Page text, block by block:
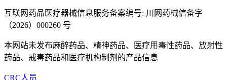
互联网药品医疗器械信息服务备案编号: 川网药械信备字
（2026）000260 号
本网站未发布麻醉药品、精神药品、医疗用毒性药品、放射性
药品、戒毒药品和医疗机构制剂的产品信息
CRC人员